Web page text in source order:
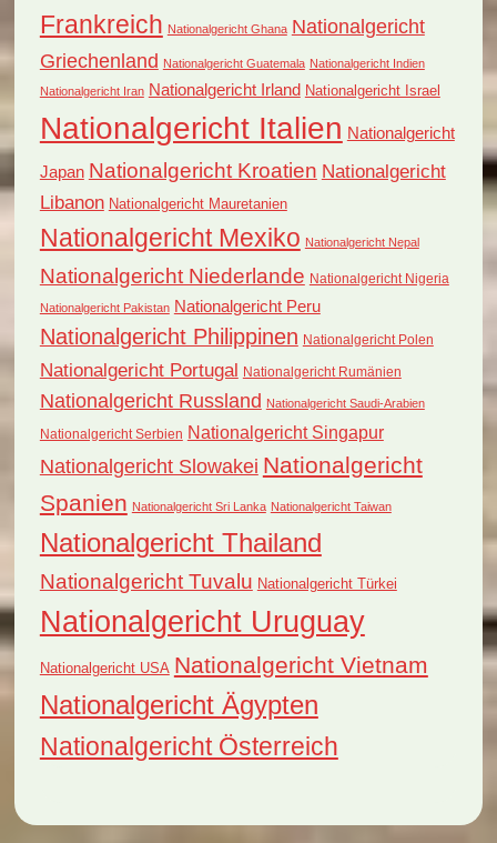
Frankreich Nationalgericht Ghana Nationalgericht
Griechenland Nationalgericht Guatemala Nationalgericht Indien
Nationalgericht Iran Nationalgericht Irland Nationalgericht Israel
Nationalgericht Italien Nationalgericht
Japan Nationalgericht Kroatien Nationalgericht
Libanon Nationalgericht Mauretanien
Nationalgericht Mexiko Nationalgericht Nepal
Nationalgericht Niederlande Nationalgericht Nigeria
Nationalgericht Pakistan Nationalgericht Peru
Nationalgericht Philippinen Nationalgericht Polen
Nationalgericht Portugal Nationalgericht Rumänien
Nationalgericht Russland Nationalgericht Saudi-Arabien
Nationalgericht Serbien Nationalgericht Singapur
Nationalgericht Slowakei Nationalgericht
Spanien Nationalgericht Sri Lanka Nationalgericht Taiwan
Nationalgericht Thailand
Nationalgericht Tuvalu Nationalgericht Türkei
Nationalgericht Uruguay
Nationalgericht USA Nationalgericht Vietnam
Nationalgericht Ägypten
Nationalgericht Österreich